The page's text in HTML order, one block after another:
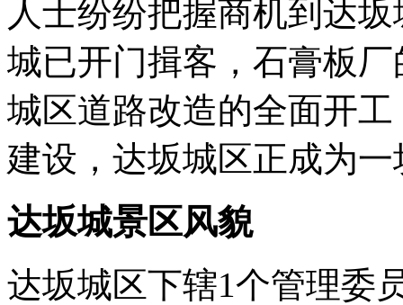
人士纷纷把握商机到达
城已开门揖客，石膏板
城区道路改造的全面开
建设，达坂城区正成为
达坂城景区风貌
达坂城区下辖1个管理委